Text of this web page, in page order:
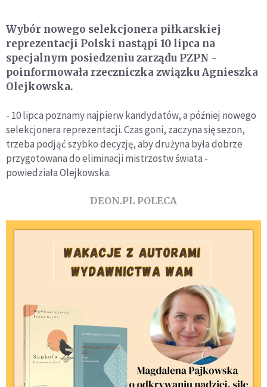
Wybór nowego selekcjonera piłkarskiej
reprezentacji Polski nastąpi 10 lipca na
specjalnym posiedzeniu zarządu PZPN -
poinformowała rzeczniczka związku Agnieszka
Olejkowska.
- 10 lipca poznamy najpierw kandydatów, a później nowego
selekcjonera reprezentacji. Czas goni, zaczyna się sezon,
trzeba podjąć szybko decyzję, aby drużyna była dobrze
przygotowana do eliminacji mistrzostw świata -
powiedziała Olejkowska.
DEON.PL POLECA